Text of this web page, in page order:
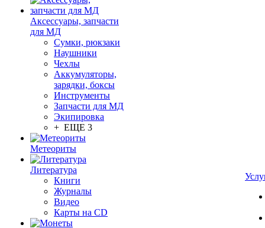
Аксессуары, запчасти
для МД
Сумки, рюкзаки
Наушники
Чехлы
Аккумуляторы,
зарядки, боксы
Инструменты
Запчасти для МД
Экипировка
+ ЕЩЕ 3
Метеориты
Литература
Книги
Журналы
Видео
Карты на CD